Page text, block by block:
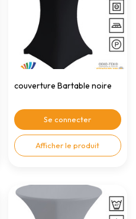
couverture Bartable noire
Se connecter
Afficher le produit